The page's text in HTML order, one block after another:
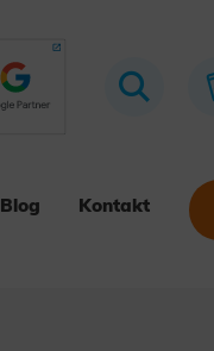
Blog Kontakt